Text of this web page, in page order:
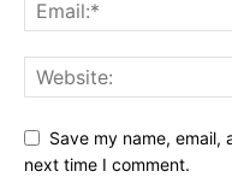
Save my name,
next time I comment.